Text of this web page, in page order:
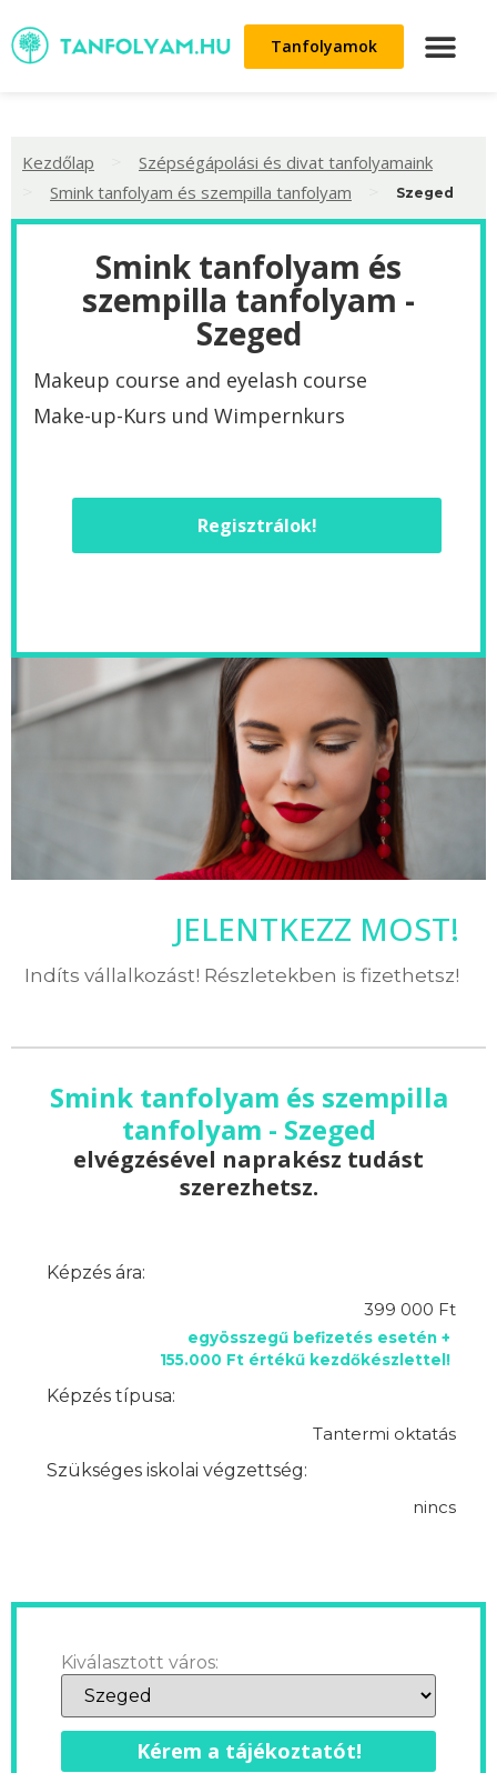
Tanfolyamok
Kezdőlap Szépségápolási és divat tanfolyamaink
Smink tanfolyam és szempilla tanfolyam Szeged
Smink tanfolyam és
szempilla tanfolyam -
Szeged
Makeup course and eyelash course
Make-up-Kurs und Wimpernkurs
Regisztrálok!
JELENTKEZZ MOST!
Indíts vállalkozást! Részletekben is fizethetsz!
Smink tanfolyam és szempilla
tanfolyam - Szeged
elvégzésével naprakész tudást
szerezhetsz.
Képzés ára:
399 000 Ft
egyösszegű befizetés esetén +
155.000 Ft értékű kezdőkészlettel!
Képzés típusa:
Tantermi oktatás
Szükséges iskolai végzettség:
nincs
Kiválasztott város:
Kérem a tájékoztatót!